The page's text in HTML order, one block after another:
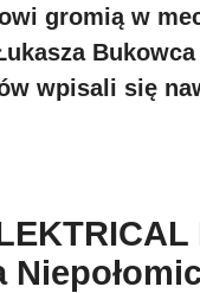
gromią w
wpisali się